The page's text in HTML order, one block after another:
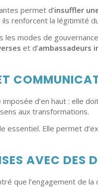
permet d’insuffler
ils renforcent la légitimité
modes de
et d’ambassadeurs
d’en haut : elle
aux transformations.
essentiel. Elle permet
AVEC
que l’engagement de